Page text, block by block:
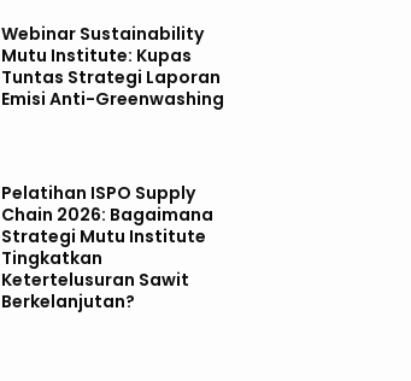
Webinar Sustainability
Mutu Institute: Kupas
Tuntas Strategi Laporan
Emisi Anti-Greenwashing
Pelatihan ISPO Supply
Chain 2026: Bagaimana
Strategi Mutu Institute
Tingkatkan
Ketertelusuran Sawit
Berkelanjutan?